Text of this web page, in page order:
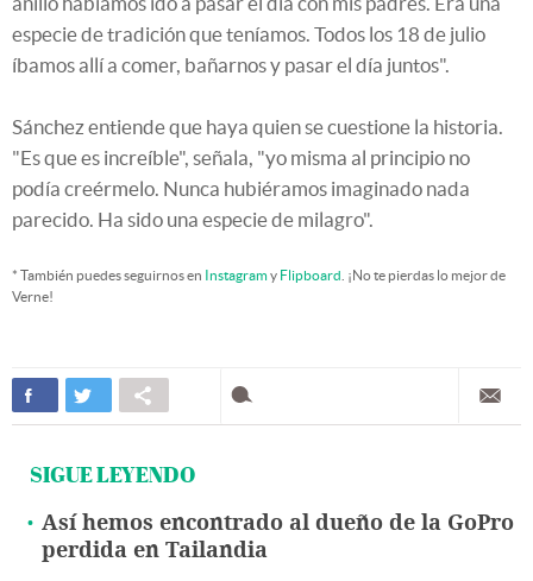
especie de tradición que teníamos. Todos los 18 de julio
íbamos allí a comer, bañarnos y pasar el día juntos".
Sánchez entiende que haya quien se cuestione la historia.
"Es que es increíble", señala, "yo misma al principio no
podía creérmelo. Nunca hubiéramos imaginado nada
parecido. Ha sido una especie de milagro".
* También puedes seguirnos en Instagramy Flipboard . ¡No te pierdas lo mejor de
Verne!
SIGUE LEYENDO
Así hemos encontrado al dueño de la GoPro
perdida en Tailandia